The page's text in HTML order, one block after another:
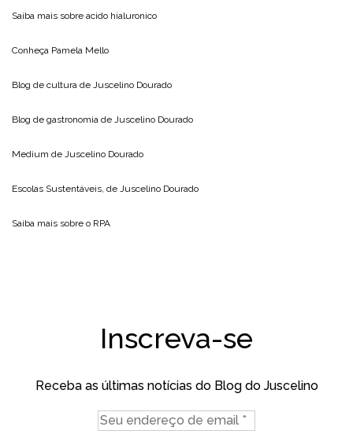
Saiba mais sobre acido hialuronico
Conheça Pamela Mello
Blog de cultura de Juscelino Dourado
Blog de gastronomia de Juscelino Dourado
Medium de Juscelino Dourado
Escolas Sustentáveis, de Juscelino Dourado
Saiba mais sobre o RPA
Inscreva-se
Receba as últimas notícias do Blog do Juscelino